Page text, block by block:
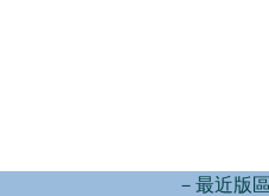
－最近版